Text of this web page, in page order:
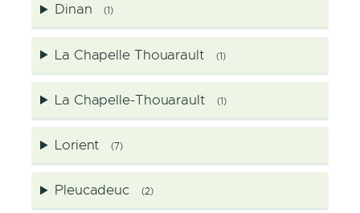
Dinan (1)
La Chapelle Thouarault (1)
La Chapelle-Thouarault (1)
Lorient (7)
Pleucadeuc (2)